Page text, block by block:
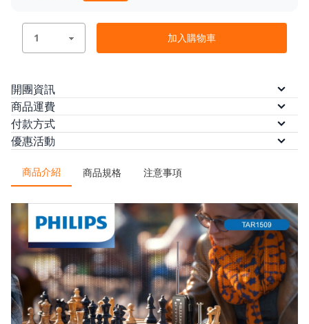
加入購物車
開團資訊
預計出貨
依訂單順序出貨。預購商品將依實際到貨
狀況為主，預計 2026/04/10 後開始依訂
時間一同出貨。
商品運費
本方案無法配送離島，限台灣本島配送
本島運費
付款方式
ATM轉帳
付 / 街口支付
悠遊付
滿千最高8%現金回饋｜每月指定
週五最高再疊$150。了解更多
AFTEE 先享後付
美賣獨家！分 3 期 0
優惠活動
1,500 折 88
商品介紹 商品規格 注意事項